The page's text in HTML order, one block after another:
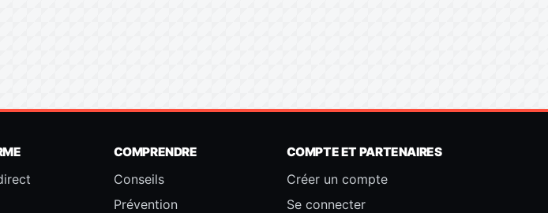
COMPRENDRE
Conseils
Prévention
COMPTE ET PARTENAIRES
Créer un compte
Se connecter